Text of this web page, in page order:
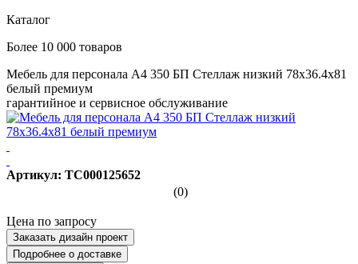
Каталог
Более 10 000 товаров
Мебель для персонала А4 350 БП Стеллаж низкий 78x36.4x81
белый премиум
гарантийное и сервисное обслуживание
Артикул: ТС000125652
(0)
Цена по запросу
Заказать дизайн проект
Подробнее о доставке